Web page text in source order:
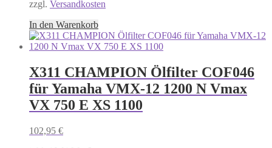
zzgl. Versandkosten
In den Warenkorb
X311 CHAMPION Ölfilter COF046
für Yamaha VMX-12 1200 N Vmax
VX 750 E XS 1100
102,95 €